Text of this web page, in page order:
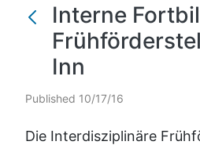
Interne
Inn
Published 10/17/16
Die Interdisziplinäre